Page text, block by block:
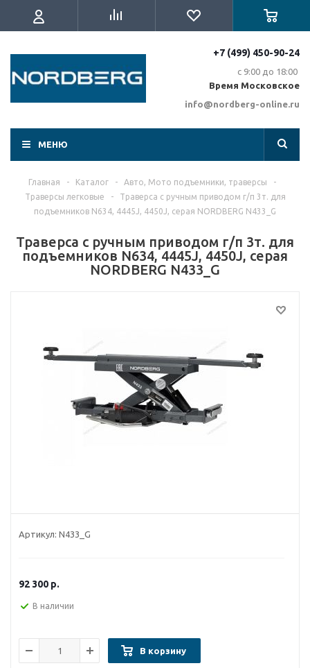
+7 (499) 450-90-24
с 9:00 до 18:00
Время Московское
info@nordberg-online.ru
МЕНЮ
Главная - Каталог - Авто, Мото подъемники, траверсы
-
Траверсы легковые
-
Траверса с ручным приводом г/п 3т. для
подъемников N634, 4445J, 4450J, серая NORDBERG N433_G
Траверса с ручным приводом г/п 3т. для
подъемников N634, 4445J, 4450J, серая
NORDBERG N433_G
Артикул: N433_G
92 300 р.
В наличии
В корзину